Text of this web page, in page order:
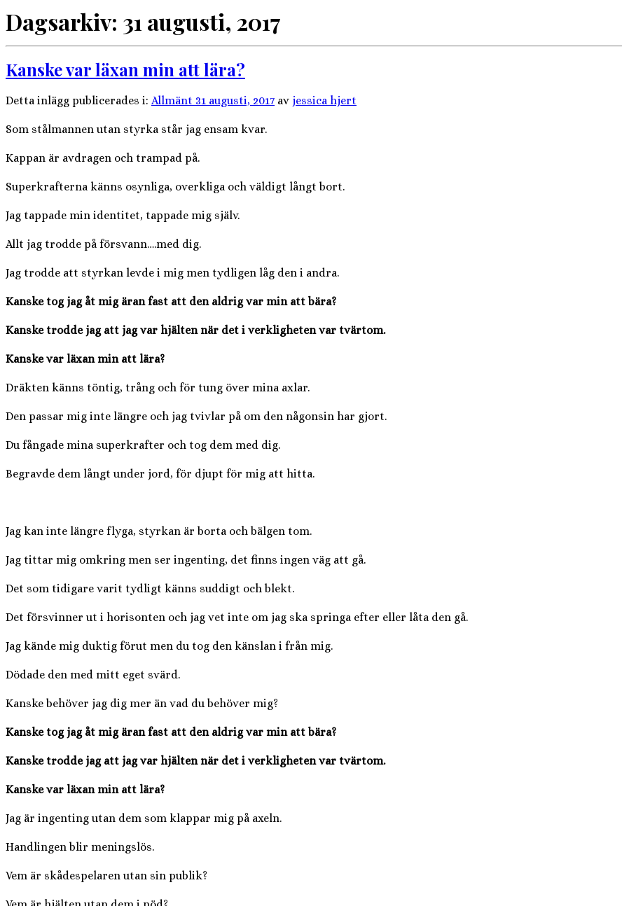
Dagsarkiv: 31 augusti, 2017
Kanske var läxan min att lära?
Detta inlägg publicerades i:Allmänt 31 augusti, 2017 av jessica hjert
Som stålmannen utan styrka står jag ensam kvar.
Kappan är avdragen och trampad på.
Superkrafterna känns osynliga, overkliga och väldigt långt bort.
Jag tappade min identitet, tappade mig själv.
Allt jag trodde på försvann….med dig.
Jag trodde att styrkan levde i mig men tydligen låg den i andra.
Kanske tog jag åt mig äran fast att den aldrig var min att bära?
Kanske trodde jag att jag var hjälten när det i verkligheten var tvärtom.
Kanske var läxan min att lära?
Dräkten känns töntig, trång och för tung över mina axlar.
Den passar mig inte längre och jag tvivlar på om den någonsin har gjort.
Du fångade mina superkrafter och tog dem med dig.
Begravde dem långt under jord, för djupt för mig att hitta.
Jag kan inte längre flyga, styrkan är borta och bälgen tom.
Jag tittar mig omkring men ser ingenting, det finns ingen väg att gå.
Det som tidigare varit tydligt känns suddigt och blekt.
Det försvinner ut i horisonten och jag vet inte om jag ska springa efter eller låta den gå.
Jag kände mig duktig förut men du tog den känslan i från mig.
Dödade den med mitt eget svärd.
Kanske behöver jag dig mer än vad du behöver mig?
Kanske tog jag åt mig äran fast att den aldrig var min att bära?
Kanske trodde jag att jag var hjälten när det i verkligheten var tvärtom.
Kanske var läxan min att lära?
Jag är ingenting utan dem som klappar mig på axeln.
Handlingen blir meningslös.
Vem är skådespelaren utan sin publik?